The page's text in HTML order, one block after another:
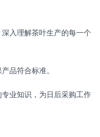
入理解茶叶生产的每一个
品符合标准。
业知识，为日后采购工作